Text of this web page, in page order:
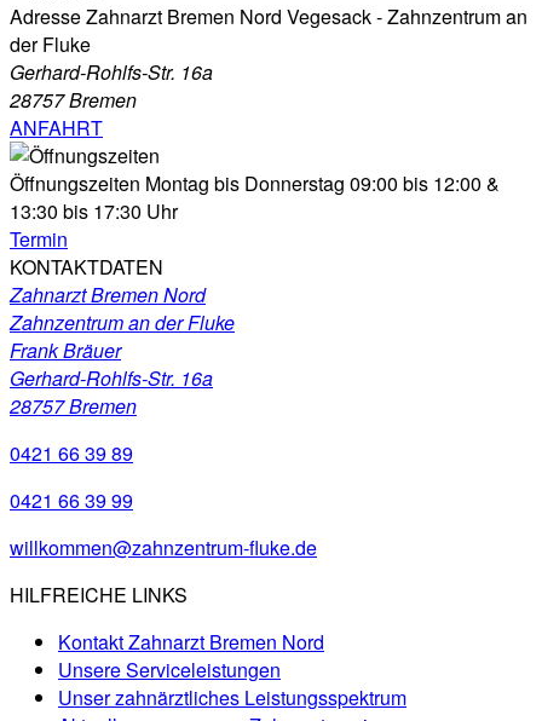
AdresseZahnarzt Bremen Nord Vegesack - Zahnzentrum an
der Fluke
Gerhard-Rohlfs-Str. 16a
28757 Bremen
ANFAHRT
Öffnungszeiten Montag bis Donnerstag 09:00 bis 12:00 &
13:30 bis 17:30 Uhr
Termin
KONTAKTDATEN
Zahnarzt Bremen Nord
Zahnzentrum an der Fluke
Frank Bräuer
Gerhard-Rohlfs-Str. 16a
28757 Bremen
0421 66 39 89
0421 66 39 99
willkommen@zahnzentrum-fluke.de
HILFREICHE LINKS
Kontakt Zahnarzt Bremen Nord
Unsere Serviceleistungen
Unser zahnärztliches Leistungsspektrum